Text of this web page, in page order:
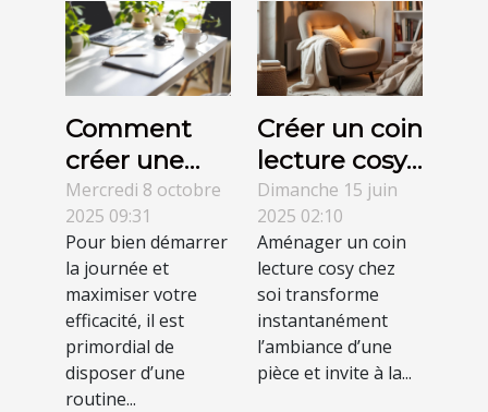
Comment
créer une
routine
matinale
pour booster
votre
productivité?
Mercredi 8 octobre
2025 09:31
Pour bien démarrer
la journée et
maximiser votre
efficacité, il est
primordial de
disposer d’une
routine...
Créer un coin
lecture cosy :
astuces et
inspirations
Dimanche 15 juin
2025 02:10
Aménager un coin
lecture cosy chez
soi transforme
instantanément
l’ambiance d’une
pièce et invite à la...